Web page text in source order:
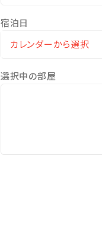
宿泊日
選択中の部屋